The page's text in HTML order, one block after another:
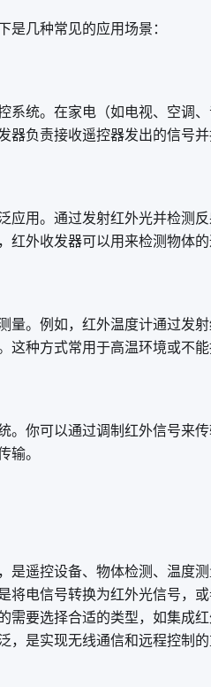
几种常见的应用场景：
系统。在家电（如电视、空调
负责接收遥控器发出的信号并
应用。通过发射红外光并检测
外收发器可以用来检测物体的
量。例如，红外温度计通过发
种方式常用于高温环境或不能
你可以通过调制红外信号来传
。
是遥控设备、物体检测、温度
将电信号转换为红外光信号，
需要选择合适的类型，如集成
是实现无线通信和远程控制的